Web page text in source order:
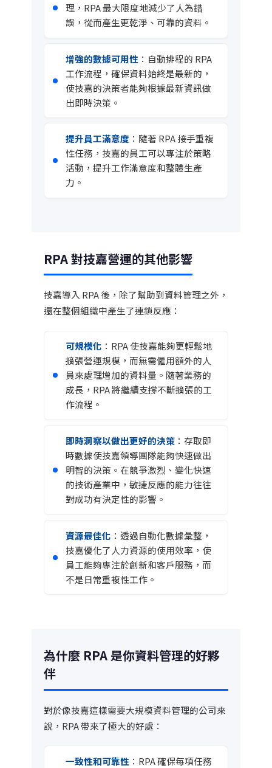
理，RPA 最大限度地減少了人為錯
誤，從而產生更乾淨、可靠的資料。
增強的數據可用性 ：自動排程的 RPA
工作流程，確保資料始終是最新的，
使技嘉的決策者能夠根據最新資訊做
出即時決策。
提升員工滿意度 ：隨著 RPA 接手重複
性任務，技嘉的員工可以專注於策略
活動，提升工作滿意度和整體生產
力。
RPA 對技嘉營運的其他影響
技嘉導入 RPA 後，除了幫助到資料管理之外，
還在整個組織中產生了連鎖反應：
可規模化 ：RPA 使技嘉能夠更輕鬆地
擴張營運規模，而無需僱用額外的人
員來處理增加的資料量。隨著業務的
成長，RPA 將繼續支撐不斷擴張的工
作流程。
即時洞察以做出更好的決策 ：存取即
時數據使技嘉領導團隊能夠快速做出
明智的決策。在競爭激烈、變化快速
的技術產業中，敏捷反應的能力往往
對成功有決定性的影響。
資源最佳化 ：透過自動化數據彙整，
技嘉優化了人力資源的使用效率，使
員工能夠專注於創新和客戶服務，而
不是日常重複性工作。
為什麼 RPA 是你資料管理的好夥
伴
對於像技嘉這樣需要大規模資料管理的公司來
說，RPA 帶來了極大的好處：
一致性和可靠性 ：RPA 確保每項任務